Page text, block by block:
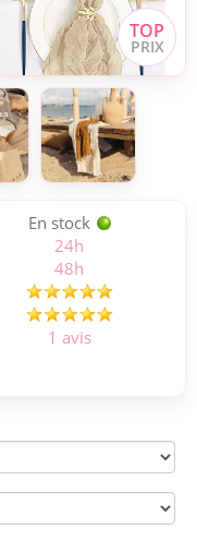
En stock
24h
48h
1 avis